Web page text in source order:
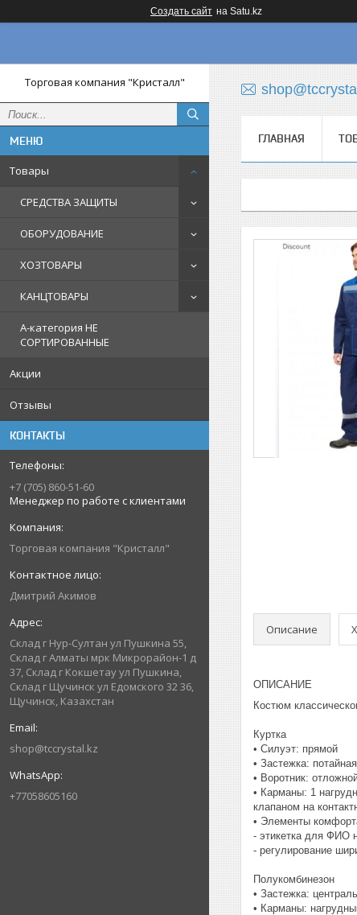
Создать сайт на Satu.kz
Торговая компания "Кристалл"
Товары
СРЕДСТВА ЗАЩИТЫ
ОБОРУДОВАНИЕ
ХОЗТОВАРЫ
КАНЦТОВАРЫ
A-категория НЕ
СОРТИРОВАННЫЕ
Акции
Отзывы
КОНТАКТЫ
+7 (705) 860-51-60
Менеджер по работе с клиентами
Торговая компания "Кристалл"
Дмитрий Акимов
Склад г Нур-Султан ул Пушкина 55,
Склад г Алматы мрк Микрорайон-1 д
37, Склад г Кокшетау ул Пушкина,
Склад г Щучинск ул Едомского 32 36,
Щучинск, Казахстан
shop@tccrystal.kz
+77058605160
ГЛАВНАЯ
Описание
ОПИСАНИЕ
Костюм
Куртка
• Силуэт: прямой
• Застежка:
• Воротник:
• Карманы: 1
клапаном на
• Элементы
- этикетка для ФИО
- регулирование
Полукомбинезон
• Застежка:
• Карманы: